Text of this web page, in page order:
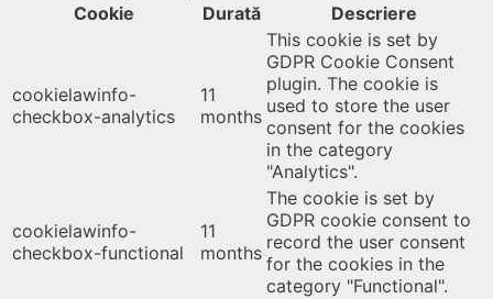
Cookie
Durată Descriere
cookielawinfo-
checkbox-analytics
11
months
This cookie is set by
GDPR Cookie Consent
plugin. The cookie is
used to store the user
consent for the cookies
in the category
"Analytics".
cookielawinfo-
checkbox-functional
11
months
The cookie is set by
GDPR cookie consent to
record the user consent
for the cookies in the
category "Functional".